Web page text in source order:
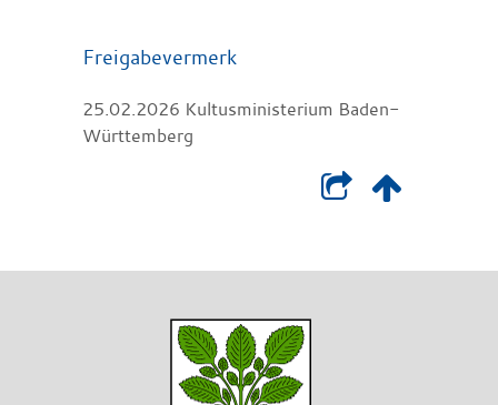
Freigabevermerk
25.02.2026 Kultusministerium Baden-
Württemberg